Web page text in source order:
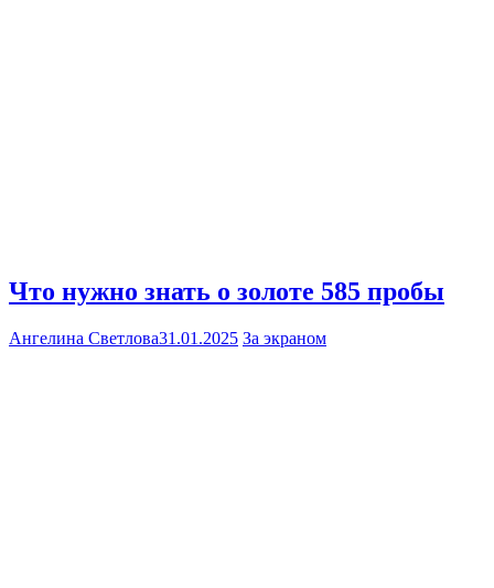
Что нужно знать о золоте 585 пробы
Ангелина Светлова31.01.2025 За экраном